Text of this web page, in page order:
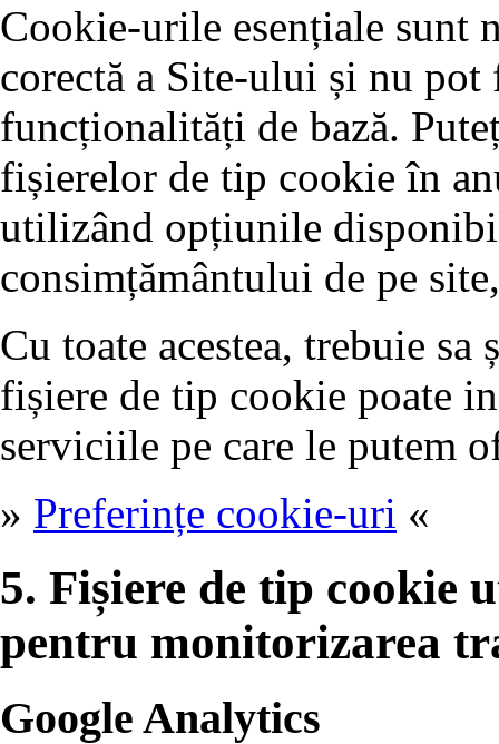
Cookie-urile esențiale sunt
corectă a Site-ului și nu
funcționalități de bază.
fișierelor de tip cookie în
utilizând opțiunile
consimțământului de pe
Cu toate acestea, trebuie
fișiere de tip cookie poate
serviciile pe care le putem
» Preferințe cookie-uri «
5. Fișiere de tip cookie
pentru monitorizarea
Google Analytics